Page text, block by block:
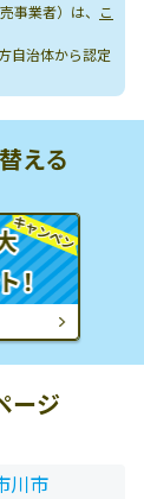
事業者）は、
こ
自治体から認定
える
ージ
川市